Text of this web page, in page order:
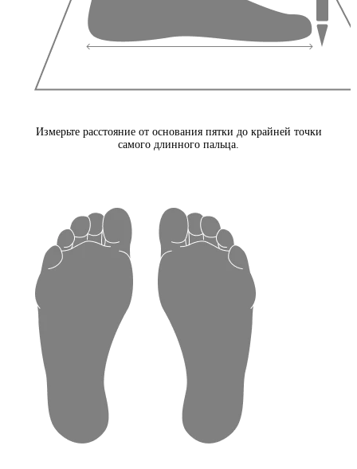
Измерьте расстояние от основания пятки до крайней точки
самого длинного пальца.